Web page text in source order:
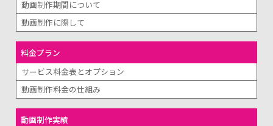
動画制作期間について
動画制作に際して
料金プラン
サービス料金表とオプション
動画制作料金の仕組み
動画制作実績